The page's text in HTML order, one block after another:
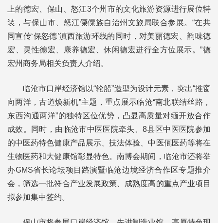
上的德宏、保山、怒江3个州市的文化旅游资源进行展位特
装，与保山市、怒江傈僳族自治州文旅局联合参展。“在共
同宣传‘保怒德’滇西旅游环线的同时，对美丽德宏、韵味德
宏、灵性德宏、康养德宏、休闲德宏进行全方位展示。”德
宏州商务局相关负责人介绍。
临沧市口岸经济馆以“轮船”造型为设计元素，突出“推窗
向两洋，古道焕新机”主题，重点展示临沧“南北联结丝路，
东西沟通两洋”的独特区位优势，凸显高质量对缅开放合作
成效。同时，由临沧市中医医院牵头、8县区中医医院参加
的中医药特色健康产品展示、技法体验、中医佤医药等将在
生物医药和大健康馆彰显特色。南博会期间，临沧市还将举
办GMS省长论坛项目路演暨临沧边境经济合作区专题推介
会，筛选一批符合产业发展政策、成熟度高的重点产业项目
拟参加集中签约。